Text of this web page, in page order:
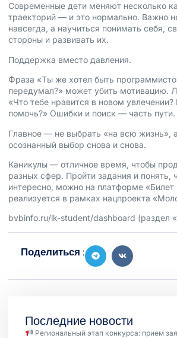
Современные дети меняют несколько
траекторий — и это нормально. Важно
навсегда, а научиться понимать себя,
стороны и развивать их.
Поддержка вместо давления.
Фраза «Ты же хотел быть
передумал?» может убить мотивацию.
«Что тебе нравится в новом увлечении?
помочь?» Ошибки и поиск — часть пути.
Главное — не выбрать «на всю жизнь»,
осознанный выбор снова и снова.
Каникулы — отличное время, чтобы
разных сфер. Пройти задания и понять,
интересно, можно на платформе
реализуется в рамках нацпроекта
bvbinfo.ru/lk-student/dashboard (раздел
Поделиться :
Последние новости
Региональный этап конкурса: прием